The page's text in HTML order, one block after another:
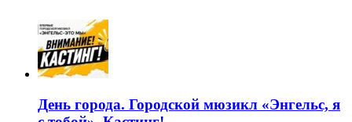
День города. Городской мюзикл «Энгельс, я